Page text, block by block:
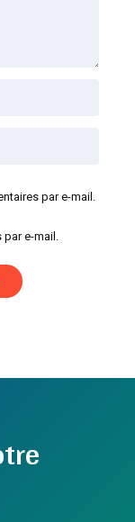
par e-mail.
e-mail.